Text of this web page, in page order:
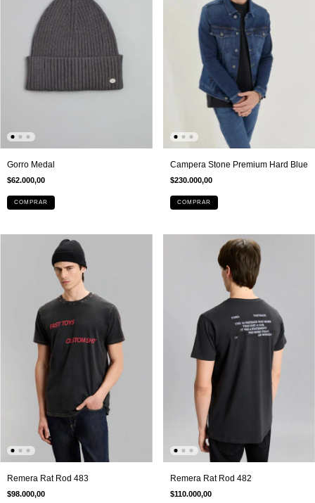
Gorro Medal
$62.000,00
COMPRAR
Campera Stone Premium Hard Blue
$230.000,00
COMPRAR
Remera Rat Rod 483
$98.000,00
Remera Rat Rod 482
$110.000,00